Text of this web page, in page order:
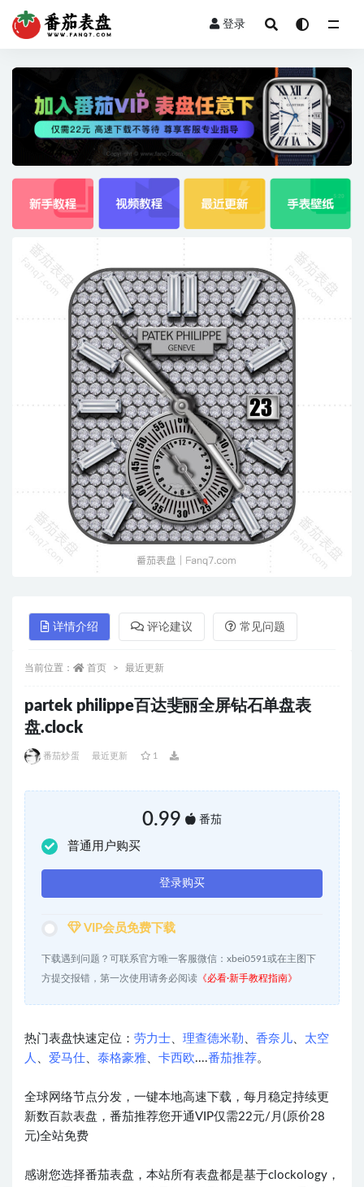
登录
详情介绍 评论建议 常见问题
当前位置： 首页 最近更新
partek philippe百达斐丽全屏钻石单盘表
盘.clock
番茄炒蛋 最近更新 1
0.99 番茄
普通用户购买
登录购买
VIP会员免费下载
下载遇到问题？可联系官方唯一客服微信：xbei0591或在主图下
方提交报错，第一次使用请务必阅读 《必看·新手教程指南》
热门表盘快速定位： 劳力士 理查德米勒 香奈儿
太空
人
爱马仕 泰格豪雅 卡西欧....番茄推荐。
全球网络节点分发，一键本地高速下载，每月稳定持续更
新数百款表盘，番茄推荐您开通VIP仅需22元/月(原价28
元)全站免费
感谢您选择番茄表盘，本站所有表盘都是基于clockology，